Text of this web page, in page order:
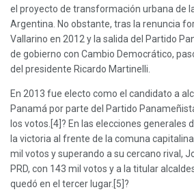
el proyecto de transformación urbana de
Argentina. No obstante, tras la renuncia
Vallarino en 2012 y la salida del Partido
de gobierno con Cambio Democrático,
del presidente Ricardo Martinelli.
En 2013 fue electo como el candidato a
Panamá por parte del Partido
los votos.[4]? En las elecciones generales
la victoria al frente de la comuna
mil votos y superando a su cercano rival,
PRD, con 143 mil votos y a la titular
quedó en el tercer lugar.[5]?